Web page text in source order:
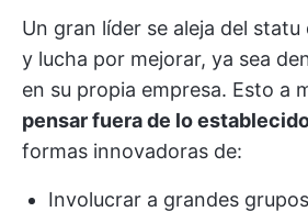
Un gran líder se aleja del statu
y lucha por mejorar, ya sea
en su propia empresa. Esto a
pensar fuera de lo
formas innovadoras de:
Involucrar a grandes